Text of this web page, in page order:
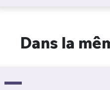
Dans la